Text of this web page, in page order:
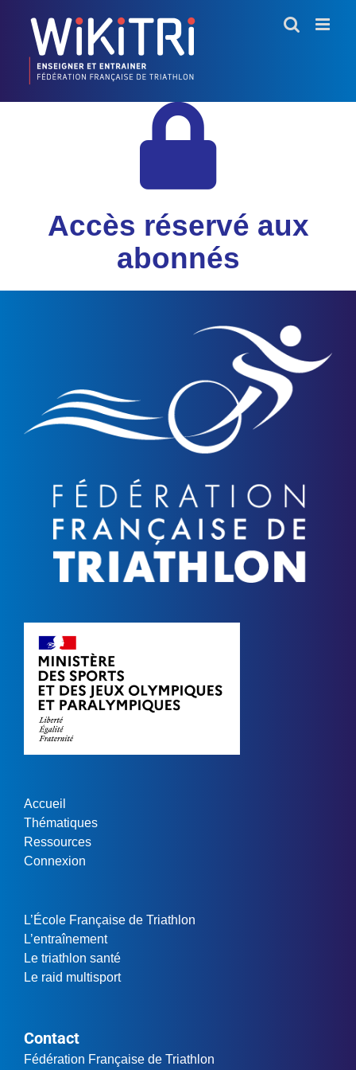
Accès réservé aux
abonnés
Accueil
Thématiques
Ressources
Connexion
L’École Française de Triathlon
L’entraînement
Le triathlon santé
Le raid multisport
Contact
Fédération Française de Triathlon